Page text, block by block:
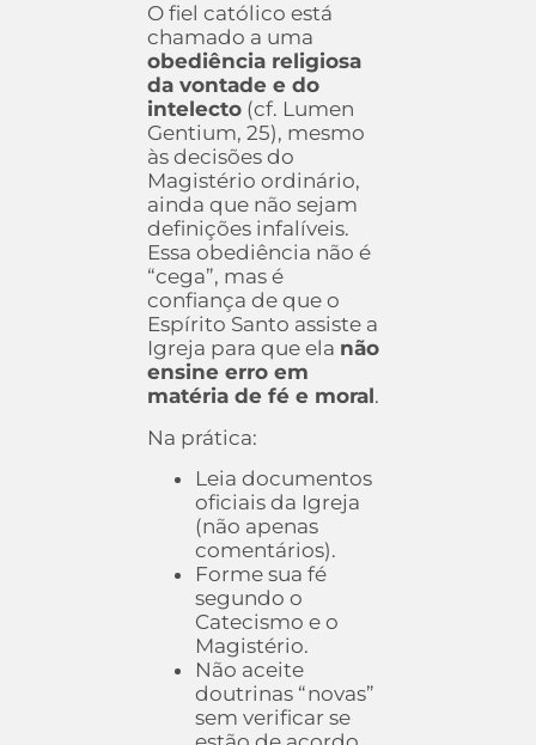
O fiel católico está
chamado a uma
obediência religiosa
da vontade e do
intelecto (cf. Lumen
Gentium, 25), mesmo
às decisões do
Magistério ordinário,
ainda que não sejam
definições infalíveis.
Essa obediência não é
“cega”, mas é
confiança de que o
Espírito Santo assiste a
Igreja para que ela não
ensine erro em
matéria de fé e moral.
Na prática:
Leia documentos
oficiais da Igreja
(não apenas
comentários).
Forme sua fé
segundo o
Catecismo e o
Magistério.
Não aceite
doutrinas “novas”
sem verificar se